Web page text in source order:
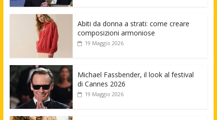
Abiti da donna a strati: come creare
composizioni armoniose
19 Maggio 2026
Michael Fassbender, il look al festival
di Cannes 2026
19 Maggio 2026